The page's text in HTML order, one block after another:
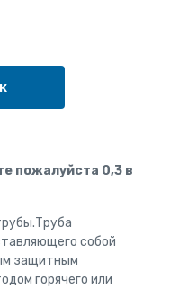
пожалуйста 0,3 в
собой
защитным
горячего или